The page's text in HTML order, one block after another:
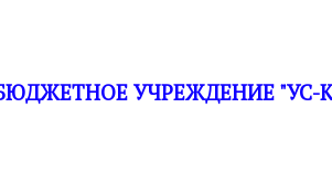
УЧРЕЖДЕНИЕ "УС-